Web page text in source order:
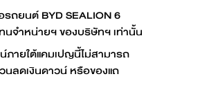
รถยนต์ BYD SEALION 6
จำหน่ายฯ ของบริษัทฯ เท่านั้น
ภายใต้แคมเปญนี้ไม่สามารถ
นลดเงินดาวน์ หรือของแถ